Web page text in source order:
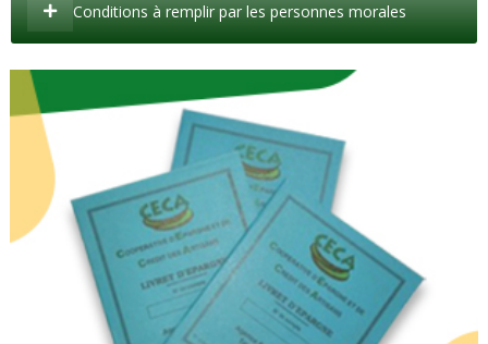
Conditions à remplir par les personnes morales